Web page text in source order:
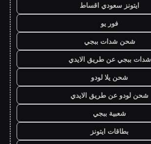
ايتونز سعودي اقساط
فور يو
شحن شدات ببجي
شدات ببجي عن طريق الايدي
شحن يلا لودو
شحن لودو عن طريق الايدي
شعبية ببجي
بطاقات ايتونز